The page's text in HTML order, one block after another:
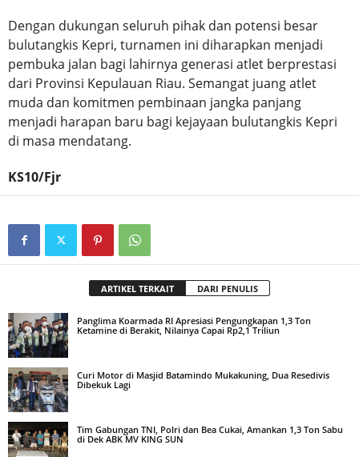
Dengan dukungan seluruh pihak dan potensi besar
bulutangkis Kepri, turnamen ini diharapkan menjadi
pembuka jalan bagi lahirnya generasi atlet berprestasi
dari Provinsi Kepulauan Riau. Semangat juang atlet
muda dan komitmen pembinaan jangka panjang
menjadi harapan baru bagi kejayaan bulutangkis Kepri
di masa mendatang.
KS10/Fjr
ARTIKEL TERKAIT DARI PENULIS
Panglima Koarmada RI Apresiasi Pengungkapan 1,3 Ton
Ketamine di Berakit, Nilainya Capai Rp2,1 Triliun
Curi Motor di Masjid Batamindo Mukakuning, Dua Resedivis
Dibekuk Lagi
Tim Gabungan TNI, Polri dan Bea Cukai, Amankan 1,3 Ton Sabu
di Dek ABK MV KING SUN